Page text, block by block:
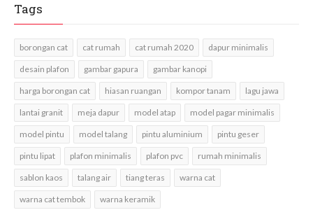
Tags
borongan cat cat rumah cat rumah 2020 dapur minimalis
desain plafon gambar gapura gambar kanopi
harga borongan cat hiasan ruangan kompor tanam lagu jawa
lantai granit meja dapur model atap model pagar minimalis
model pintu model talang pintu aluminium pintu geser
pintu lipat plafon minimalis plafon pvc rumah minimalis
sablon kaos talang air tiang teras warna cat
warna cat tembok warna keramik